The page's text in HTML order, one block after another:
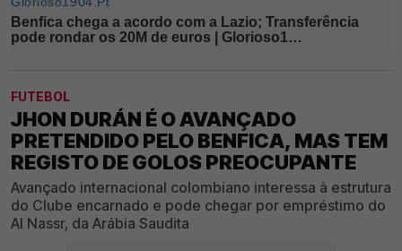
FUTEBOL
JHON DURÁN É O AVANÇADO
PRETENDIDO PELO BENFICA, MAS TEM
REGISTO DE GOLOS PREOCUPANTE
Avançado internacional colombiano interessa à estrutura
do Clube encarnado e pode chegar por empréstimo do
Al Nassr, da Arábia Saudita